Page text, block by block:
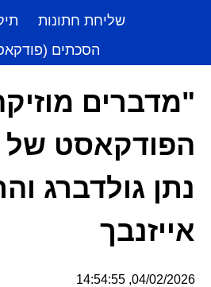
שליחת חתונות
הסכתים
"מדברים
הפודקאסט
נתן גולדברג
אייזנבך
04/02/2026, 14:54:55